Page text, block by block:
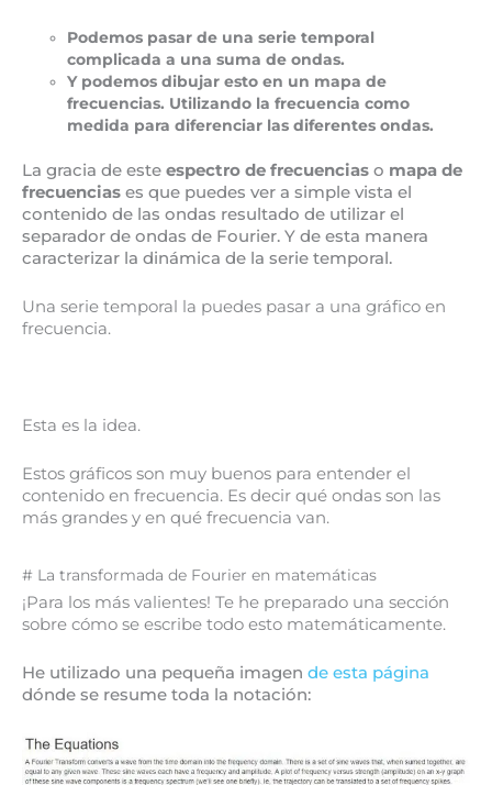
Podemos pasar de una serie temporal
complicada a una suma de ondas.
Y podemos dibujar esto en un mapa de
frecuencias. Utilizando la frecuencia como
medida para diferenciar las diferentes ondas.
La gracia de este espectro de frecuencias o mapa de
frecuencias es que puedes ver a simple vista el
contenido de las ondas resultado de utilizar el
separador de ondas de Fourier. Y de esta manera
caracterizar la dinámica de la serie temporal.
Una serie temporal la puedes pasar a una gráfico en
frecuencia.
Esta es la idea.
Estos gráficos son muy buenos para entender el
contenido en frecuencia. Es decir qué ondas son las
más grandes y en qué frecuencia van.
# La transformada de Fourier en matemáticas
¡Para los más valientes! Te he preparado una sección
sobre cómo se escribe todo esto matemáticamente.
He utilizado una pequeña imagen de esta página
dónde se resume toda la notación: